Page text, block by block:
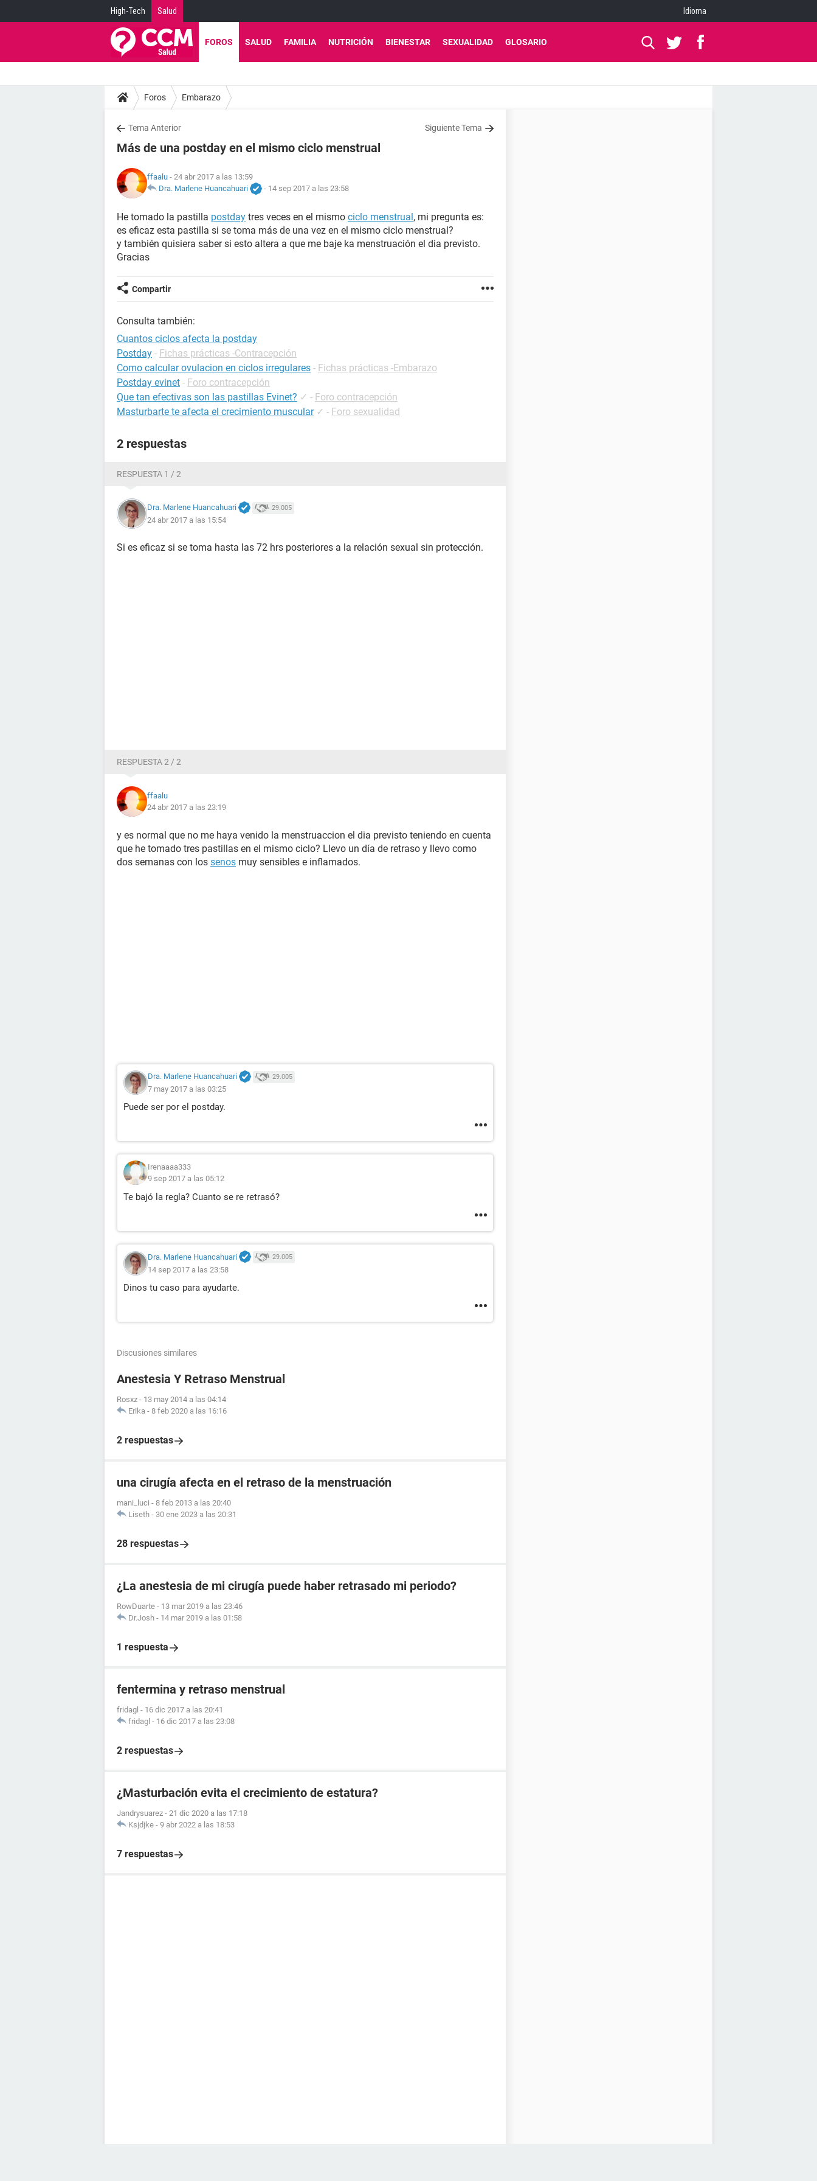
High-Tech Salud Idioma
FOROS SALUD FAMILIA NUTRICIÓN BIENESTAR SEXUALIDAD GLOSARIO
Foros Embarazo
Tema Anterior Siguiente Tema
Más de una postday en el mismo ciclo menstrual
ffaalu - 24 abr 2017 a las 13:59
Dra. Marlene Huancahuari
- 14 sep 2017 a las 23:58
He tomado la pastilla postday tres veces en el mismo ciclo menstrual, mi pregunta es:
es eficaz esta pastilla si se toma más de una vez en el mismo ciclo menstrual?
y también quisiera saber si esto altera a que me baje ka menstruación el dia previsto.
Gracias
Compartir
Consulta también:
Cuantos ciclos afecta la postday
Postday - Fichas prácticas -Contracepción
Como calcular ovulacion en ciclos irregulares - Fichas prácticas -Embarazo
Postday evinet - Foro contracepción
Que tan efectivas son las pastillas Evinet? ✓ - Foro contracepción
Masturbarte te afecta el crecimiento muscular ✓ - Foro sexualidad
2 respuestas
RESPUESTA 1 / 2
Dra. Marlene Huancahuari 29.005
24 abr 2017 a las 15:54
Si es eficaz si se toma hasta las 72 hrs posteriores a la relación sexual sin protección.
RESPUESTA 2 / 2
ffaalu
24 abr 2017 a las 23:19
y es normal que no me haya venido la menstruaccion el dia previsto teniendo en cuenta
que he tomado tres pastillas en el mismo ciclo? Llevo un día de retraso y llevo como
dos semanas con los senos muy sensibles e inflamados.
Dra. Marlene Huancahuari 29.005
7 may 2017 a las 03:25
Puede ser por el postday.
Irenaaaa333
9 sep 2017 a las 05:12
Te bajó la regla? Cuanto se re retrasó?
Dra. Marlene Huancahuari 29.005
14 sep 2017 a las 23:58
Dinos tu caso para ayudarte.
Discusiones similares
Anestesia Y Retraso Menstrual
Rosxz - 13 may 2014 a las 04:14
Erika - 8 feb 2020 a las 16:16
2 respuestas
una cirugía afecta en el retraso de la menstruación
mani_luci - 8 feb 2013 a las 20:40
Liseth - 30 ene 2023 a las 20:31
28 respuestas
¿La anestesia de mi cirugía puede haber retrasado mi periodo?
RowDuarte - 13 mar 2019 a las 23:46
Dr.Josh - 14 mar 2019 a las 01:58
1 respuesta
fentermina y retraso menstrual
fridagl - 16 dic 2017 a las 20:41
fridagl - 16 dic 2017 a las 23:08
2 respuestas
¿Masturbación evita el crecimiento de estatura?
Jandrysuarez - 21 dic 2020 a las 17:18
Ksjdjke - 9 abr 2022 a las 18:53
7 respuestas